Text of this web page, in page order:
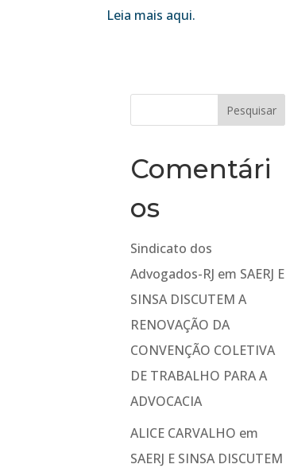
Leia mais aqui.
Comentári
os
Sindicato dos
Advogados-RJ em SAERJ E
SINSA DISCUTEM A
RENOVAÇÃO DA
CONVENÇÃO COLETIVA
DE TRABALHO PARA A
ADVOCACIA
ALICE CARVALHO em
SAERJ E SINSA DISCUTEM